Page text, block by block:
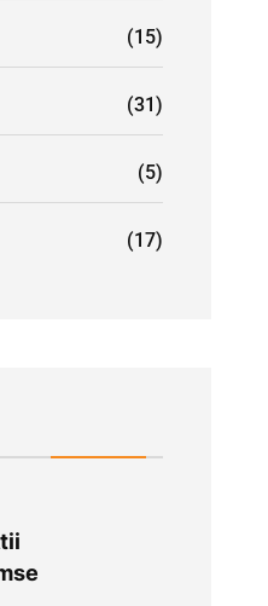
(15)
(31)
(5)
(17)